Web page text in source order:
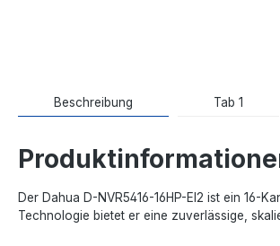
Beschreibung Tab 1
Der Dahua D-NVR5416-16HP-EI2 ist ein 16-
Technologie bietet er eine zuverlässige,